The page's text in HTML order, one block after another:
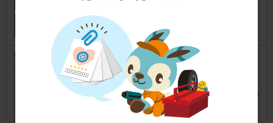
オイル交換サービスリセット[忘
備録]
ゴルフ (ハッチバック) [ゴルフ7]
MisoAjiさん